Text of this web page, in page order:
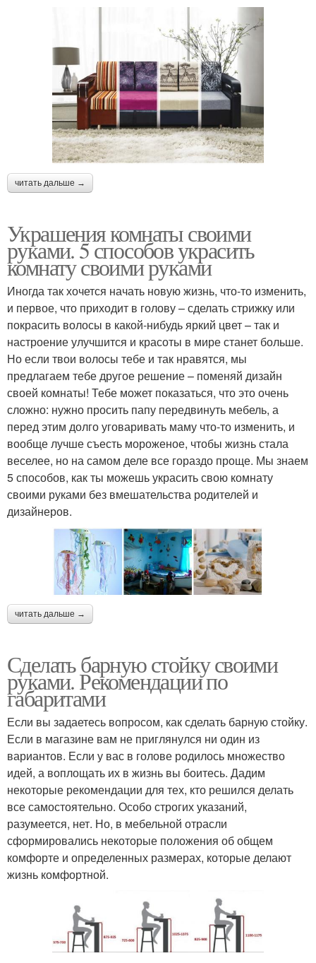
читать дальше →
Украшения комнаты своими
руками. 5 способов украсить
комнату своими руками
Иногда так хочется начать новую жизнь, что-то изменить,
и первое, что приходит в голову – сделать стрижку или
покрасить волосы в какой-нибудь яркий цвет – так и
настроение улучшится и красоты в мире станет больше.
Но если твои волосы тебе и так нравятся, мы
предлагаем тебе другое решение – поменяй дизайн
своей комнаты! Тебе может показаться, что это очень
сложно: нужно просить папу передвинуть мебель, а
перед этим долго уговаривать маму что-то изменить, и
вообще лучше съесть мороженое, чтобы жизнь стала
веселее, но на самом деле все гораздо проще. Мы знаем
5 способов, как ты можешь украсить свою комнату
своими руками без вмешательства родителей и
дизайнеров.
читать дальше →
Сделать барную стойку своими
руками. Рекомендации по
габаритами
Если вы задаетесь вопросом, как сделать барную стойку.
Если в магазине вам не приглянулся ни один из
вариантов. Если у вас в голове родилось множество
идей, а воплощать их в жизнь вы боитесь. Дадим
некоторые рекомендации для тех, кто решился делать
все самостоятельно. Особо строгих указаний,
разумеется, нет. Но, в мебельной отрасли
сформировались некоторые положения об общем
комфорте и определенных размерах, которые делают
жизнь комфортной.